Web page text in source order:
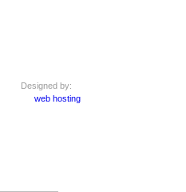
Designed by:
web hosting